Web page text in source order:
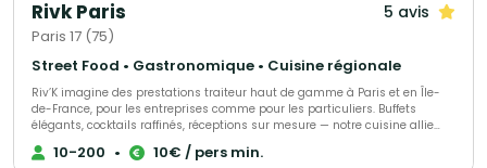
Rivk Paris 5 avis
Paris 17 (75)
Street Food • Gastronomique • Cuisine régionale
Riv’K imagine des prestations traiteur haut de gamme à Paris et en Île-
de-France, pour les entreprises comme pour les particuliers. Buffets
élégants, cocktails raffinés, réceptions sur mesure — notre cuisine allie
générosité, précision et influences levantines. Traiteur parisien à votre
écoute, nous nous adaptons à toutes vos envies et à chaque occasion.
10-200 • 10€ / pers min.